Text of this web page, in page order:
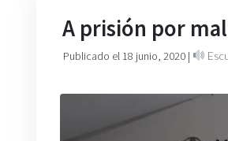
A prisión por
Publicado el 18 junio, 2020 |